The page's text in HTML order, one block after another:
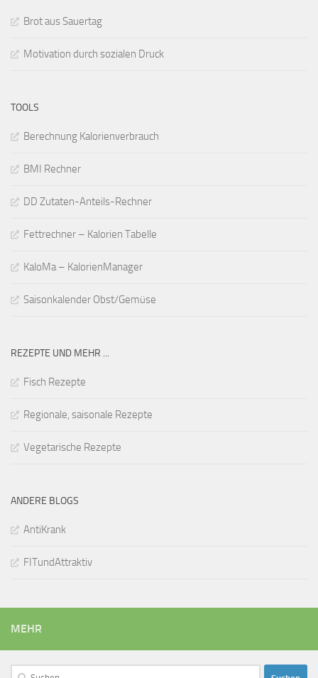
Brot aus Sauertag
Motivation durch sozialen Druck
TOOLS
Berechnung Kalorienverbrauch
BMI Rechner
DD Zutaten-Anteils-Rechner
Fettrechner – Kalorien Tabelle
KaloMa – KalorienManager
Saisonkalender Obst/Gemüse
REZEPTE UND MEHR ...
Fisch Rezepte
Regionale, saisonale Rezepte
Vegetarische Rezepte
ANDERE BLOGS
AntiKrank
FITundAttraktiv
MEHR
Suchen